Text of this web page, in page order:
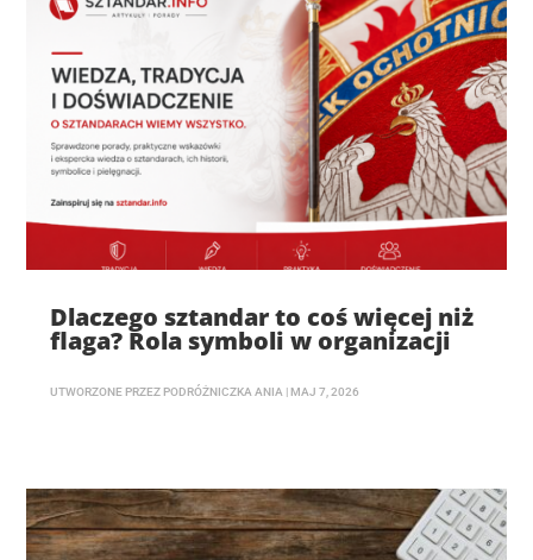
Dlaczego sztandar to coś więcej niż
flaga? Rola symboli w organizacji
UTWORZONE PRZEZ PODRÓŻNICZKA ANIA | MAJ 7, 2026